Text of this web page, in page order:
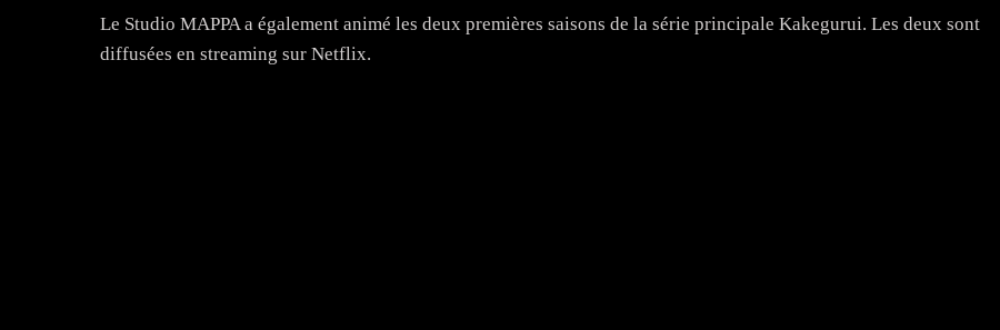
Le Studio MAPPA a également animé les deux premières saisons de la série principale Kakegurui. Les deux sont
diffusées en streaming sur Netflix.